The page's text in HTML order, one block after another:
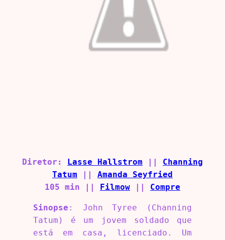
Diretor: Lasse Hallstrom
Channing
Tatum
Amanda Seyfried
105 min ||
Filmow Compre
Sinopse : John Tyree (Channing
Tatum) é um jovem soldado que
está em casa, licenciado. Um